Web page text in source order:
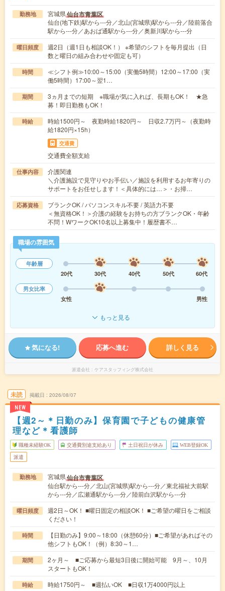
勤務地 宮城県仙台市青葉区
仙台(地下鉄)駅から---分／北山(宮城県)駅から---分／陸前落合
駅から---分／あおば通駅から---分／奥新川駅から---分
曜日頻度
週2日（週1日も相談OK！） ※希望のシフトを毎月提出（日
数と曜日の組み合わせや固定も可）
時間
≪シフト例≫10:00～15:00（実働5時間）12:00～17:00（実
働5時間）17:00～翌1…
期間
3ヵ月までの短期 ※職場が気に入れば、長期もOK！ ★急
募！即日勤務もOK！
時給
時給1500円～ 夜勤時給1820円～ 日収2.7万円～（夜勤時
給1820円×15h）
交通費
交通費全額支給
仕事内容
介護関連
＼介護施設で見守りやお手伝い／施設を利用するお年寄りの
サポートをお任せします！＜具体的には…＞・お掃…
応募資格
ブランクOK / パソコンスキル不要 / 英語力不要
＜無資格OK！＞介護の経験をお持ちの方ブランクOK・年齢
不問！WワークOK10名以上募集中！履歴書不…
職場の雰囲気
年齢層
20代
30代 40代 50代
60代
男女比率
女性
男性
もっと見る
気になる! 応募へ進む 詳しく見る
派遣会社 ケアスタッフィング株式会社
未読
NEW
掲載日 2026/08/07
【週2～＊日勤のみ】保育園で子どもの健康管
理など＊看護師
職種未経験OK 交通費別途支給あり 土日祝日が休み WEB登録OK
派遣
勤務地 宮城県仙台市青葉区
仙台駅から---分／北山(宮城県)駅から---分／東北福祉大前駅
から---分／広瀬通駅から---分／陸前白沢駅から---分
曜日頻度
週2日～OK！ ■曜日固定の相談OK！ ■ご希望の曜日をご相談
ください！
時間
【日勤のみ】9:00～18:00（休憩60分）■ご希望があればその
他シフトもOK！（例）8:30～1…
期間
2ヶ月～ ■ご応募から最短3日後に開始可能 9月～、10月
スタートもOK！
時給 時給1750円～ ■週払いOK ■日収1万4000円以上